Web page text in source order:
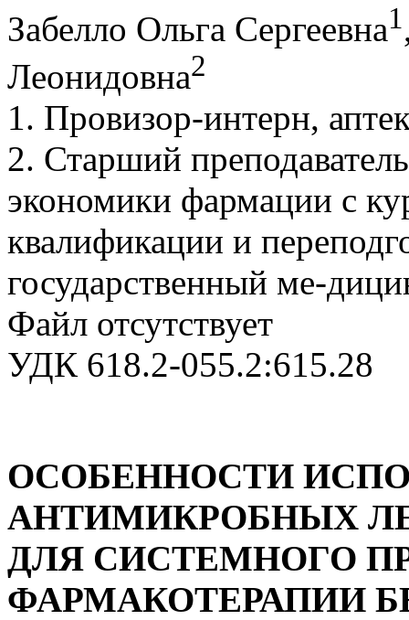
Забелло Ольга Сергеевна1
Леонидовна2
1. Провизор-интерн,
2. Старший
экономики фармации с
квалификации и
государственный ме-
Файл отсутствует
УДК 618.2-055.2:615.28
ОСОБЕННОСТИ
АНТИМИКРОБНЫХ
ДЛЯ СИСТЕМНОГО
ФАРМАКОТЕРАПИИ